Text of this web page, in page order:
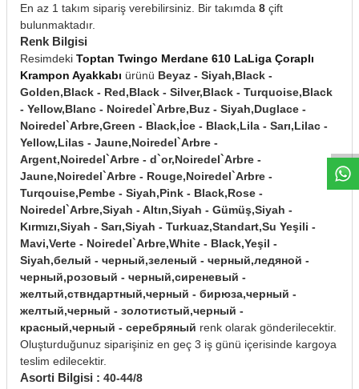
En az 1 takım sipariş verebilirsiniz. Bir takımda 8 çift
bulunmaktadır.
Renk Bilgisi
Resimdeki Toptan Twingo Merdane 610 LaLiga Çoraplı
Krampon Ayakkabı ürünü Beyaz - Siyah,Black -
Golden,Black - Red,Black - Silver,Black - Turquoise,Black
- Yellow,Blanc - Noiredel`Arbre,Buz - Siyah,Duglace -
Noiredel`Arbre,Green - Black,İce - Black,Lila - Sarı,Lilac -
Yellow,Lilas - Jaune,Noiredel`Arbre -
Argent,Noiredel`Arbre - d`or,Noiredel`Arbre -
Jaune,Noiredel`Arbre - Rouge,Noiredel`Arbre -
Turqouise,Pembe - Siyah,Pink - Black,Rose -
Noiredel`Arbre,Siyah - Altın,Siyah - Gümüş,Siyah -
Kırmızı,Siyah - Sarı,Siyah - Turkuaz,Standart,Su Yeşili -
Mavi,Verte - Noiredel`Arbre,White - Black,Yeşil -
Siyah,белый - черный,зеленый - черный,ледяной -
черный,розовый - черный,сиреневый -
желтый,ствндартный,черный - бирюза,черный -
желтый,черный - золотистый,черный -
красный,черный - серебряный renk olarak gönderilecektir.
Oluşturduğunuz siparişiniz en geç 3 iş günü içerisinde kargoya
teslim edilecektir.
Asorti Bilgisi : 40-44/8